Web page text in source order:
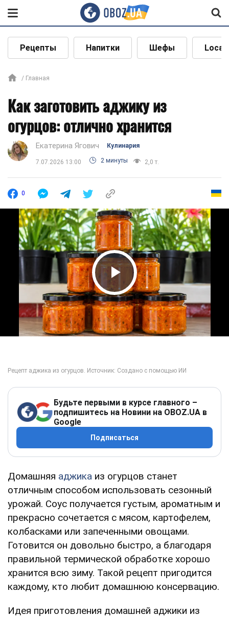
Рецепты Напитки Шефы Local
Главная
Как заготовить аджику из
огурцов: отлично хранится
Екатерина Ягович Кулинария
7.07.2026 13:00 2 минуты 2,0 т.
0
Play Video
Будьте первыми в курсе главного –
подпишитесь на Новини на OBOZ.UA в
Google
Подписаться
Домашняя аджика из огурцов станет
отличным способом использовать сезонный
урожай. Соус получается густым, ароматным и
прекрасно сочетается с мясом, картофелем,
колбасками или запеченными овощами.
Готовится он довольно быстро, а благодаря
правильной термической обработке хорошо
хранится всю зиму. Такой рецепт пригодится
каждому, кто любит домашнюю консервацию.
Идея приготовления домашней аджики из